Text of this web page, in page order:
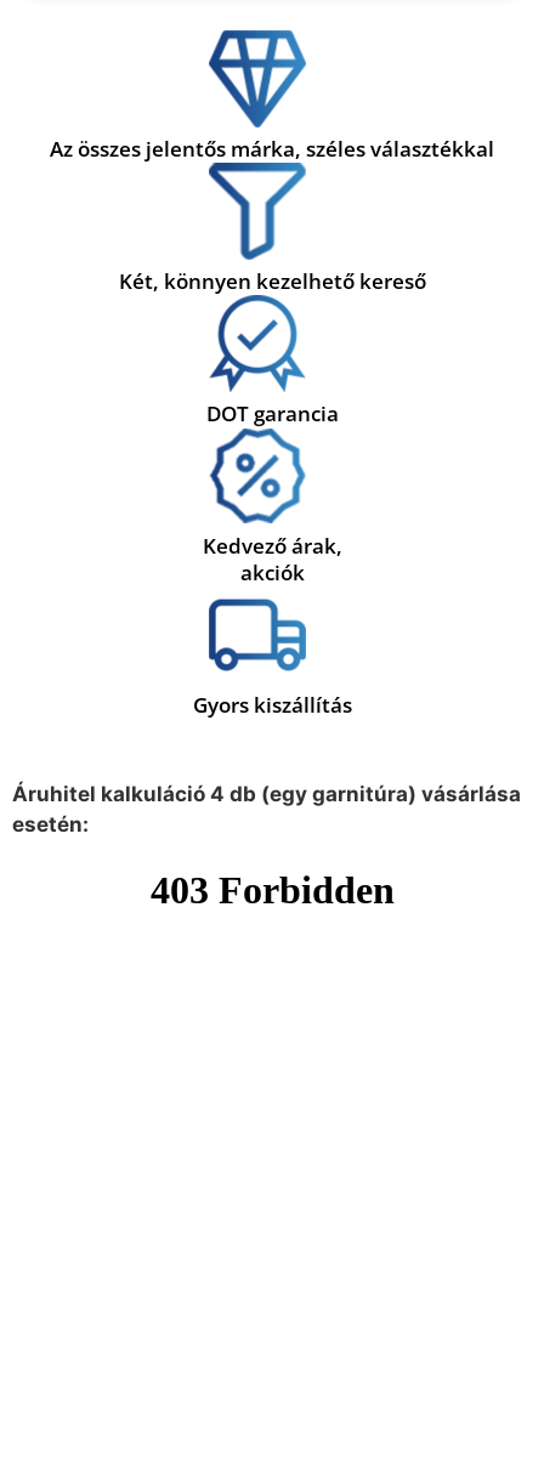
Az összes jelentős márka, széles választékkal
Két, könnyen kezelhető kereső
DOT garancia
Kedvező árak,
akciók
Gyors kiszállítás
Áruhitel kalkuláció 4 db (egy garnitúra) vásárlása
esetén: